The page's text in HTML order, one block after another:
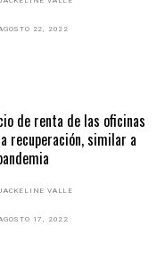
22, 2022
de renta de las oficinas
recuperación, similar a
VALLE
17, 2022